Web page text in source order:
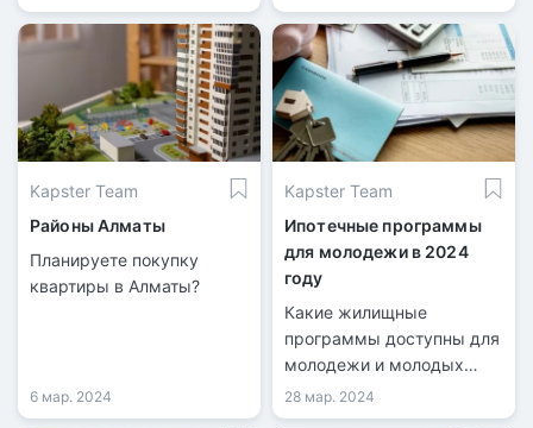
Kapster Team
Районы Алматы
Планируете покупку
квартиры в Алматы?
6 мар. 2024
Kapster Team
Ипотечные программы
для молодежи в 2024
году
Какие жилищные
программы доступны для
молодежи и молодых
семей в Казахстане?
Какой максимальный
28 мар. 2024